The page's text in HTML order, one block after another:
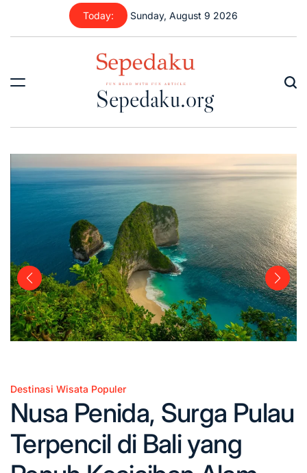
content
Today: Sunday, August 9 2026
Sepedaku.org
Posted
in
Destinasi Wisata Populer
Nusa Penida, Surga Pulau
Terpencil di Bali yang